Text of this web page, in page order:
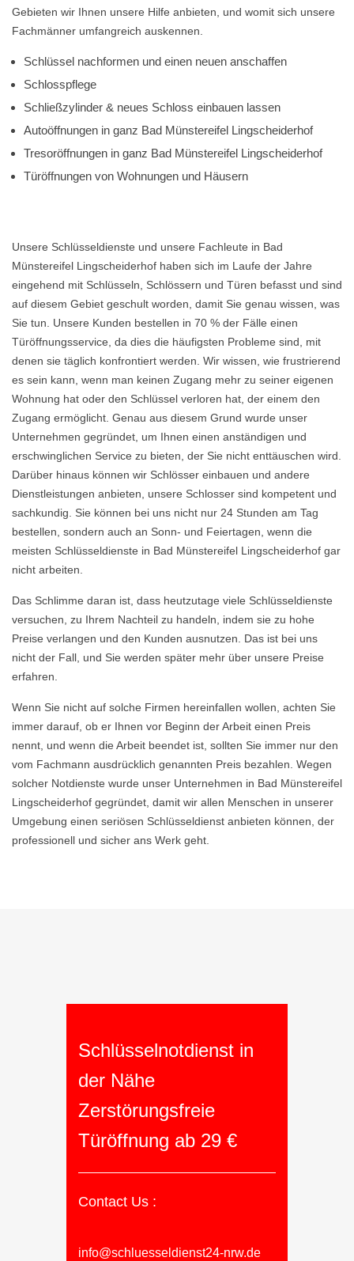
Gebieten wir Ihnen unsere Hilfe anbieten, und womit sich unsere
Fachmänner umfangreich auskennen.
Schlüssel nachformen und einen neuen anschaffen
Schlosspflege
Schließzylinder & neues Schloss einbauen lassen
Autoöffnungen in ganz Bad Münstereifel Lingscheiderhof
Tresoröffnungen in ganz Bad Münstereifel Lingscheiderhof
Türöffnungen von Wohnungen und Häusern
Unsere Schlüsseldienste und unsere Fachleute in Bad
Münstereifel Lingscheiderhof haben sich im Laufe der Jahre
eingehend mit Schlüsseln, Schlössern und Türen befasst und sind
auf diesem Gebiet geschult worden, damit Sie genau wissen, was
Sie tun. Unsere Kunden bestellen in 70 % der Fälle einen
Türöffnungsservice, da dies die häufigsten Probleme sind, mit
denen sie täglich konfrontiert werden. Wir wissen, wie frustrierend
es sein kann, wenn man keinen Zugang mehr zu seiner eigenen
Wohnung hat oder den Schlüssel verloren hat, der einem den
Zugang ermöglicht. Genau aus diesem Grund wurde unser
Unternehmen gegründet, um Ihnen einen anständigen und
erschwinglichen Service zu bieten, der Sie nicht enttäuschen wird.
Darüber hinaus können wir Schlösser einbauen und andere
Dienstleistungen anbieten, unsere Schlosser sind kompetent und
sachkundig. Sie können bei uns nicht nur 24 Stunden am Tag
bestellen, sondern auch an Sonn- und Feiertagen, wenn die
meisten Schlüsseldienste in Bad Münstereifel Lingscheiderhof gar
nicht arbeiten.
Das Schlimme daran ist, dass heutzutage viele Schlüsseldienste
versuchen, zu Ihrem Nachteil zu handeln, indem sie zu hohe
Preise verlangen und den Kunden ausnutzen. Das ist bei uns
nicht der Fall, und Sie werden später mehr über unsere Preise
erfahren.
Wenn Sie nicht auf solche Firmen hereinfallen wollen, achten Sie
immer darauf, ob er Ihnen vor Beginn der Arbeit einen Preis
nennt, und wenn die Arbeit beendet ist, sollten Sie immer nur den
vom Fachmann ausdrücklich genannten Preis bezahlen. Wegen
solcher Notdienste wurde unser Unternehmen in Bad Münstereifel
Lingscheiderhof gegründet, damit wir allen Menschen in unserer
Umgebung einen seriösen Schlüsseldienst anbieten können, der
professionell und sicher ans Werk geht.
Schlüsselnotdienst in
der Nähe
Zerstörungsfreie
Türöffnung ab 29 €
Contact Us :
info@schluesseldienst24-nrw.de